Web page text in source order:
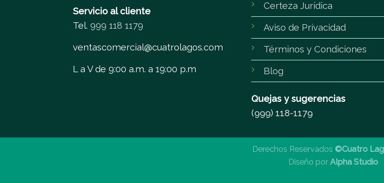
Servicio al cliente
Tel. 999 118 1179
ventascomercial@cuatrolagos.com
L a V de 9:00 a.m. a 19:00 p.m
Certeza Jurídica
Aviso de Privacidad
Términos y Condiciones
Blog
Quejas y sugerencias
(999) 118-1179
Derechos Reservados ©Cuatro
Diseño por Alpha Studio